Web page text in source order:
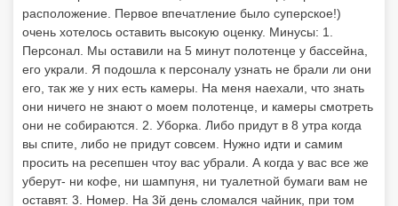
расположение. Первое впечатление было суперское!)
очень хотелось оставить высокую оценку. Минусы: 1.
Персонал. Мы оставили на 5 минут полотенце у бассейна,
его украли. Я подошла к персоналу узнать не брали ли они
его, так же у них есть камеры. На меня наехали, что знать
они ничего не знают о моем полотенце, и камеры смотреть
они не собираются. 2. Уборка. Либо придут в 8 утра когда
вы спите, либо не придут совсем. Нужно идти и самим
просить на ресепшен чтоу вас убрали. А когда у вас все же
уберут- ни кофе, ни шампуня, ни туалетной бумаги вам не
оставят. 3. Номер. На 3й день сломался чайник, при том